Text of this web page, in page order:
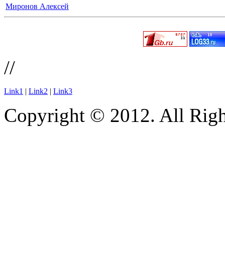
Миронов Алексей
//
Link1 | Link2 | Link3
Copyright © 2012. All